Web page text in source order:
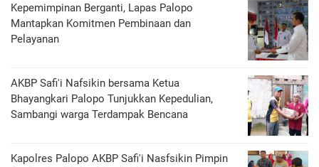
Kepemimpinan Berganti, Lapas Palopo
Mantapkan Komitmen Pembinaan dan
Pelayanan
AKBP Safi'i Nafsikin bersama Ketua
Bhayangkari Palopo Tunjukkan Kepedulian,
Sambangi warga Terdampak Bencana
Kapolres Palopo AKBP Safi'i Nasfsikin Pimpin